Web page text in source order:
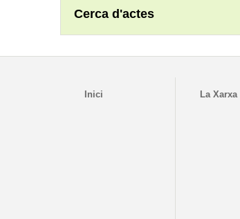
Cerca d'actes
Inici La Xarxa